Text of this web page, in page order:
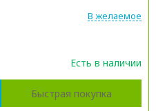
В желаемое
Есть в наличии
Быстрая покупка